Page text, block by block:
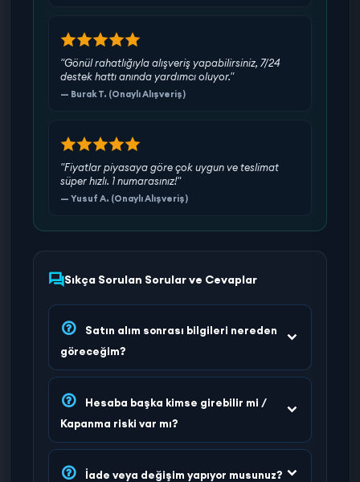
"Gönül rahatlığıyla alışveriş yapabilirsiniz, 7/24
destek hattı anında yardımcı oluyor."
— Burak T. (Onaylı Alışveriş)
"Fiyatlar piyasaya göre çok uygun ve teslimat
süper hızlı. 1 numarasınız!"
— Yusuf A. (Onaylı Alışveriş)
Sıkça Sorulan Sorular ve Cevaplar
Satın alım sonrası bilgileri nereden
göreceğim?
Hesaba başka kimse girebilir mi /
Kapanma riski var mı?
İade veya değişim yapıyor musunuz?